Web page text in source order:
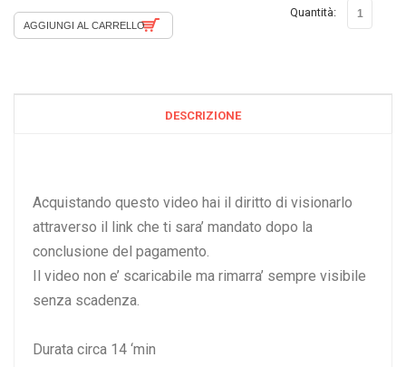
Quantità:
DESCRIZIONE
Acquistando questo video hai il diritto di visionarlo
attraverso il link che ti sara’ mandato dopo la
conclusione del pagamento.
Il video non e’ scaricabile ma rimarra’ sempre visibile
senza scadenza.
Durata circa 14 ‘min